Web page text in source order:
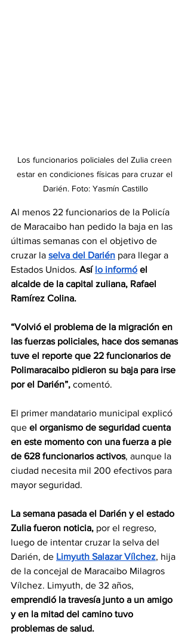
Los funcionarios policiales del Zulia creen
estar en condiciones físicas para cruzar el
Darién. Foto: Yasmín Castillo
Al menos 22 funcionarios de la Policía
de Maracaibo han pedido la baja en las
últimas semanas con el objetivo de
cruzar la selva del Darién para llegar a
Estados Unidos. Así lo informó el
alcalde de la capital zuliana, Rafael
Ramírez Colina.
“Volvió el problema de la migración en
las fuerzas policiales, hace dos semanas
tuve el reporte que 22 funcionarios de
Polimaracaibo pidieron su baja para irse
por el Darién”, comentó.
El primer mandatario municipal explicó
que el organismo de seguridad cuenta
en este momento con una fuerza a pie
de 628 funcionarios activos, aunque la
ciudad necesita mil 200 efectivos para
mayor seguridad.
La semana pasada el Darién y el estado
Zulia fueron noticia, por el regreso,
luego de intentar cruzar la selva del
Darién, de Limyuth Salazar Vílchez, hija
de la concejal de Maracaibo Milagros
Vílchez. Limyuth, de 32 años,
emprendió la travesía junto a un amigo
y en la mitad del camino tuvo
problemas de salud.